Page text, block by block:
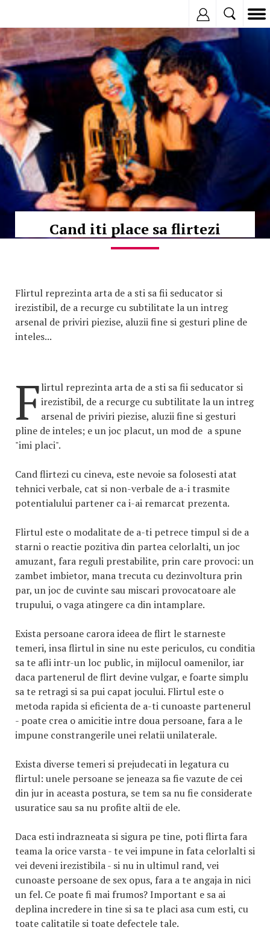
© Copyright:
Cand iti place sa flirtezi
Flirtul reprezinta arta de a sti sa fii seducator si
irezistibil, de a recurge cu subtilitate la un intreg
arsenal de priviri piezise, aluzii fine si gesturi pline de
inteles...
Flirtul reprezinta arta de a sti sa fii seducator si
irezistibil, de a recurge cu subtilitate la un intreg
arsenal de priviri piezise, aluzii fine si gesturi
pline de inteles; e un joc placut, un mod de a spune
"imi placi".
Cand flirtezi cu cineva, este nevoie sa folosesti atat
tehnici verbale, cat si non-verbale de a-i trasmite
potentialului partener ca i-ai remarcat prezenta.
Flirtul este o modalitate de a-ti petrece timpul si de a
starni o reactie pozitiva din partea celorlalti, un joc
amuzant, fara reguli prestabilite, prin care provoci: un
zambet imbietor, mana trecuta cu dezinvoltura prin
par, un joc de cuvinte sau miscari provocatoare ale
trupului, o vaga atingere ca din intamplare.
Exista persoane carora ideea de flirt le starneste
temeri, insa flirtul in sine nu este periculos, cu conditia
sa te afli intr-un loc public, in mijlocul oamenilor, iar
daca partenerul de flirt devine vulgar, e foarte simplu
sa te retragi si sa pui capat jocului. Flirtul este o
metoda rapida si eficienta de a-ti cunoaste partenerul
- poate crea o amicitie intre doua persoane, fara a le
impune constrangerile unei relatii unilaterale.
Exista diverse temeri si prejudecati in legatura cu
flirtul: unele persoane se jeneaza sa fie vazute de cei
din jur in aceasta postura, se tem sa nu fie considerate
usuratice sau sa nu profite altii de ele.
Daca esti indrazneata si sigura pe tine, poti flirta fara
teama la orice varsta - te vei impune in fata celorlalti si
vei deveni irezistibila - si nu in ultimul rand, vei
cunoaste persoane de sex opus, fara a te angaja in nici
un fel. Ce poate fi mai frumos? Important e sa ai
deplina incredere in tine si sa te placi asa cum esti, cu
toate calitatile si toate defectele tale.